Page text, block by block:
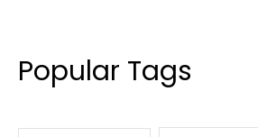
Popular Tags